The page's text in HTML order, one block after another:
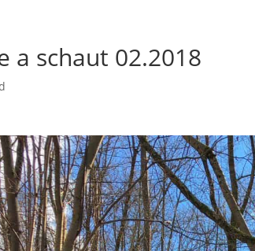
a schaut 02.2018